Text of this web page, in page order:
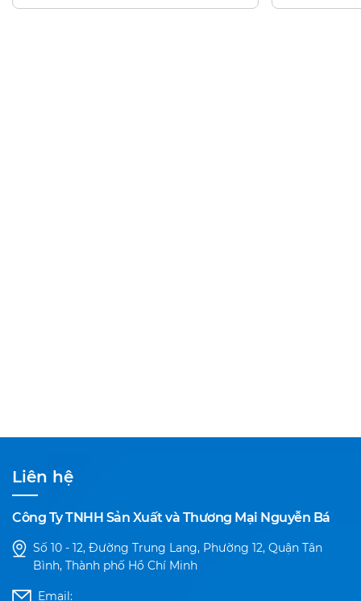
Liên hệ
Công Ty TNHH Sản Xuất và Thương Mại Nguyễn Bá
Số 10 - 12, Đường Trung Lang, Phường 12, Quận Tân
Bình, Thành phố Hồ Chí Minh
Email: